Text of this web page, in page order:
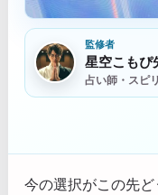
監修者
星空こもぴ
占い師・スピ
今の選択がこの先